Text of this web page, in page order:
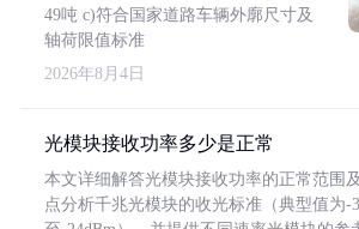
49吨 c)符合国家道路车辆外廓尺寸及
轴荷限值标准
2026年8月4日
光模块接收功率多少是正常
本文详细解答光模块接收功率的正常范围
点分析千兆光模块的收光标准（典型值为-